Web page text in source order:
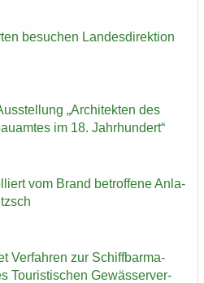
be­su­chen Lan­des­di­rek­ti­on
„Ar­chi­tek­ten des
im 18. Jahr­hun­dert“
vom Brand be­trof­fe­ne An­la­
Ver­fah­ren zur Schiff­bar­ma­
Tou­ris­ti­schen Ge­wäs­ser­ver­